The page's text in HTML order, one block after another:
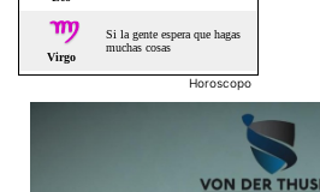
Horoscopo